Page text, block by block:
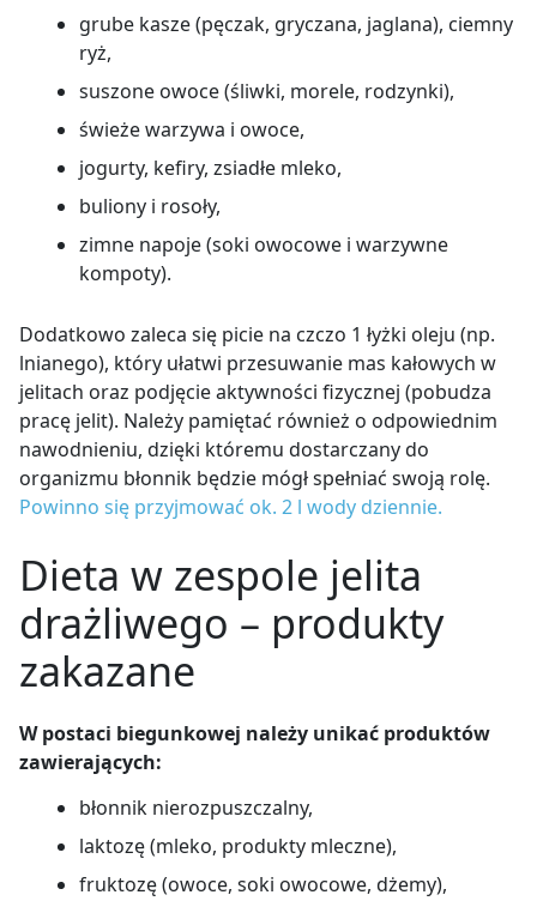
grube kasze (pęczak, gryczana, jaglana), ciemny
ryż,
suszone owoce (śliwki, morele, rodzynki),
świeże warzywa i owoce,
jogurty, kefiry, zsiadłe mleko,
buliony i rosoły,
zimne napoje (soki owocowe i warzywne
kompoty).
Dodatkowo zaleca się picie na czczo 1 łyżki oleju (np.
lnianego), który ułatwi przesuwanie mas kałowych w
jelitach oraz podjęcie aktywności fizycznej (pobudza
pracę jelit). Należy pamiętać również o odpowiednim
nawodnieniu, dzięki któremu dostarczany do
organizmu błonnik będzie mógł spełniać swoją rolę.
Powinno się przyjmować ok. 2 l wody dziennie.
Dieta w zespole jelita
drażliwego – produkty
zakazane
W postaci biegunkowej należy unikać produktów
zawierających:
błonnik nierozpuszczalny,
laktozę (mleko, produkty mleczne),
fruktozę (owoce, soki owocowe, dżemy),